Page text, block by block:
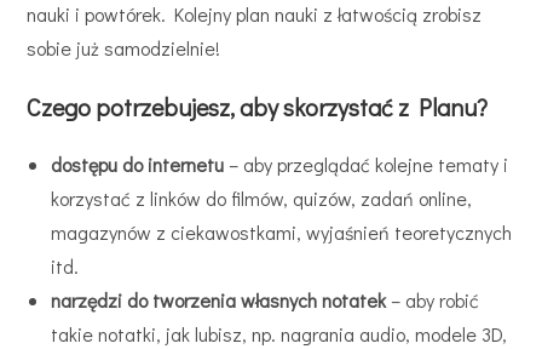
nauki i powtórek. Kolejny plan nauki z łatwością zrobisz
sobie już samodzielnie!
Czego potrzebujesz, aby skorzystać z Planu?
dostępu do internetu – aby przeglądać kolejne tematy i
korzystać z linków do filmów, quizów, zadań online,
magazynów z ciekawostkami, wyjaśnień teoretycznych
itd.
narzędzi do tworzenia własnych notatek– aby robić
takie notatki, jak lubisz, np. nagrania audio, modele 3D,